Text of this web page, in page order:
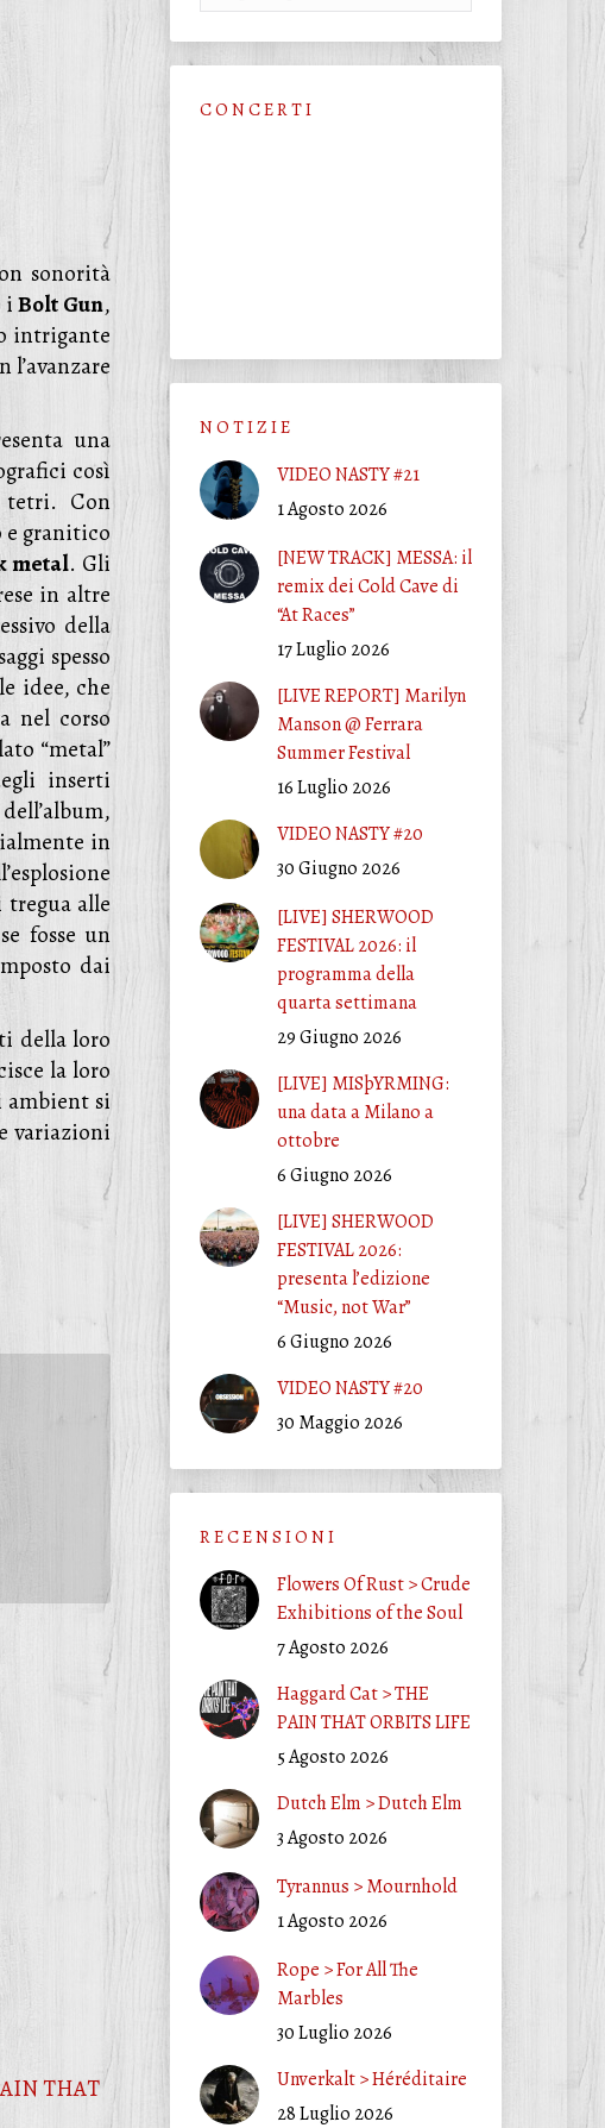
sonorità
iBolt Gun,
intrigante
una
così
Con
e granitico
metal. Gli
in altre
della
spesso
idee, che
nel corso
“metal”
inserti
in
alle
fosse un
dai
della loro
la loro
ambient si
variazioni
THAT
C O N C E R T I
N O T I Z I E
VIDEO NASTY #21
1 Agosto 2026
[NEW TRACK] MESSA: il
remix dei Cold Cave di
“At Races”
17 Luglio 2026
[LIVE REPORT] Marilyn
Manson @ Ferrara
Summer Festival
16 Luglio 2026
VIDEO NASTY #20
30 Giugno 2026
[LIVE] SHERWOOD
FESTIVAL 2026: il
programma della
quarta settimana
29 Giugno 2026
[LIVE] MISþYRMING:
una data a Milano a
ottobre
6 Giugno 2026
[LIVE] SHERWOOD
FESTIVAL 2026:
presenta l’edizione
“Music, not War”
6 Giugno 2026
VIDEO NASTY #20
30 Maggio 2026
R E C E N S I O N I
Flowers Of Rust > Crude
Exhibitions of the Soul
7 Agosto 2026
Haggard Cat > THE
PAIN THAT ORBITS LIFE
5 Agosto 2026
Dutch Elm > Dutch Elm
3 Agosto 2026
Tyrannus > Mournhold
1 Agosto 2026
Rope > For All The
Marbles
30 Luglio 2026
Unverkalt > Héréditaire
28 Luglio 2026